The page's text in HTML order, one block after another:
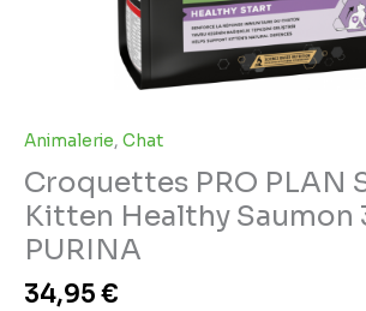
Animalerie, Chat
Croquettes PRO PLAN
Kitten Healthy Saumon
PURINA
34,95€